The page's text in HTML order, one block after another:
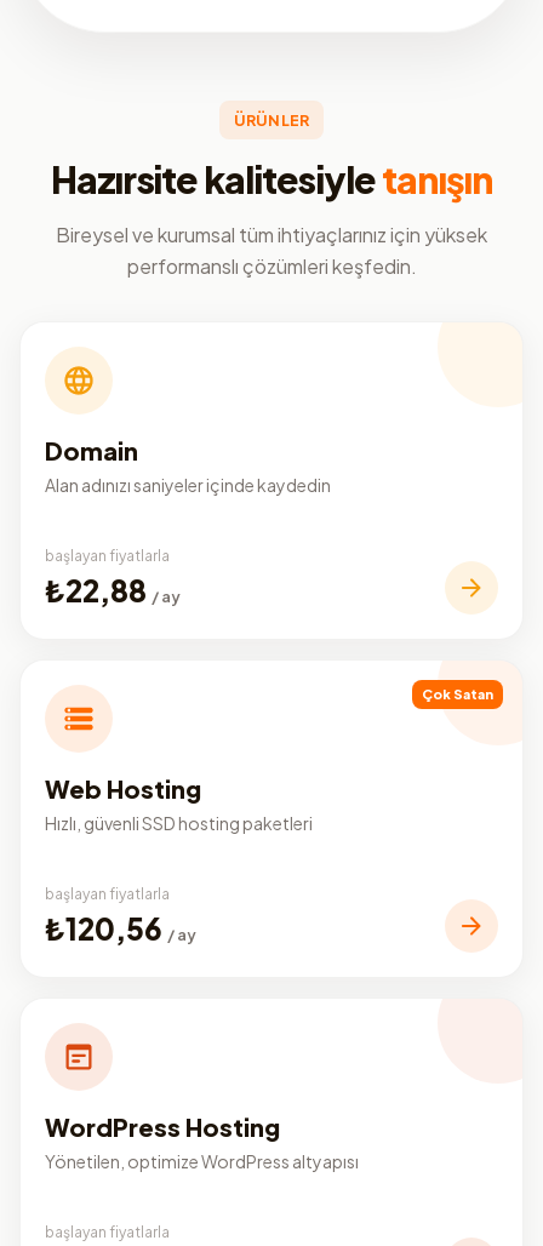
ÜRÜNLER
Hazırsite kalitesiyletanışın
Bireysel ve kurumsal tüm ihtiyaçlarınız için yüksek
performanslı çözümleri keşfedin.
Domain
Alan adınızı saniyeler içinde kaydedin
başlayan fiyatlarla
₺22,88 / ay
Çok Satan
Web Hosting
Hızlı, güvenli SSD hosting paketleri
başlayan fiyatlarla
₺120,56 / ay
WordPress Hosting
Yönetilen, optimize WordPress altyapısı
başlayan fiyatlarla